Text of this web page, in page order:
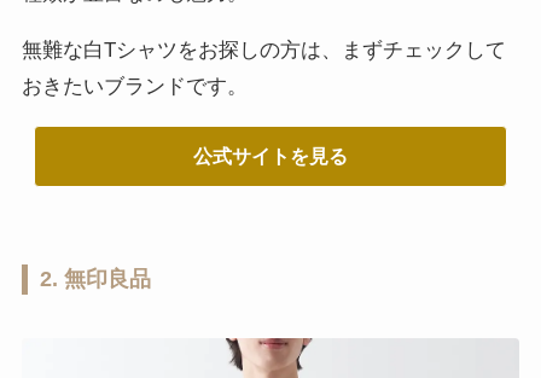
無難な白Tシャツをお探しの方は、まずチェックして
おきたいブランドです。
公式サイトを見る
2. 無印良品